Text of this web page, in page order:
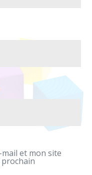
et mon site